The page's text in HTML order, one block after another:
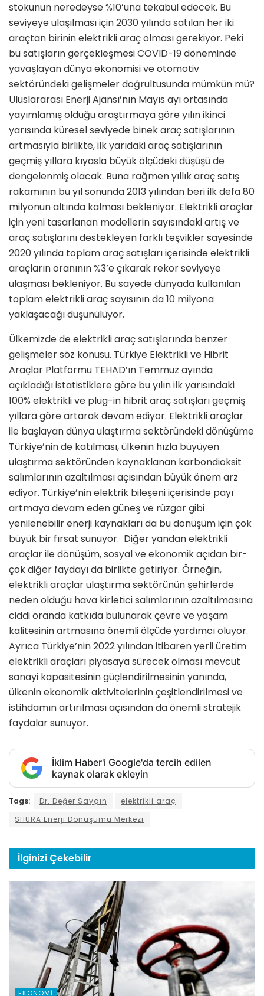
stokunun neredeyse %10’una tekabül edecek. Bu
seviyeye ulaşılması için 2030 yılında satılan her iki
araçtan birinin elektrikli araç olması gerekiyor. Peki
bu satışların gerçekleşmesi COVID-19 döneminde
yavaşlayan dünya ekonomisi ve otomotiv
sektöründeki gelişmeler doğrultusunda mümkün mü?
Uluslararası Enerji Ajansı’nın Mayıs ayı ortasında
yayımlamış olduğu araştırmaya göre yılın ikinci
yarısında küresel seviyede binek araç satışlarının
artmasıyla birlikte, ilk yarıdaki araç satışlarının
geçmiş yıllara kıyasla büyük ölçüdeki düşüşü de
dengelenmiş olacak. Buna rağmen yıllık araç satış
rakamının bu yıl sonunda 2013 yılından beri ilk defa 80
milyonun altında kalması bekleniyor. Elektrikli araçlar
için yeni tasarlanan modellerin sayısındaki artış ve
araç satışlarını destekleyen farklı teşvikler sayesinde
2020 yılında toplam araç satışları içerisinde elektrikli
araçların oranının %3’e çıkarak rekor seviyeye
ulaşması bekleniyor. Bu sayede dünyada kullanılan
toplam elektrikli araç sayısının da 10 milyona
yaklaşacağı düşünülüyor.
Ülkemizde de elektrikli araç satışla­rında benzer
gelişmeler söz konusu. Türkiye Elektrikli ve Hibrit
Araçlar Platformu TEHAD’ın Temmuz ayında
açıkladığı istatistiklere göre bu yılın ilk yarısındaki
100% elektrikli ve plug-in hibrit araç satışları geçmiş
yıllara göre artarak devam ediyor. Elektrikli araçlar
ile başlayan dünya ulaştırma sektörün­deki dönüşüme
Türkiye’nin de katıl­ması, ülkenin hızla büyüyen
ulaştırma sektöründen kaynaklanan karbondi­oksit
salımlarının azaltılması açısından büyük önem arz
ediyor. Türkiye’nin elektrik bileşeni içerisinde payı
artma­ya devam eden güneş ve rüzgar gibi
yenilenebilir enerji kaynakları da bu dönüşüm için çok
büyük bir fırsat su­nuyor. Diğer yandan elektrikli
araçlar ile dö­nüşüm, sosyal ve ekonomik açıdan bir­
çok diğer faydayı da birlikte getiriyor. Örneğin,
elektrikli araçlar ulaştırma sektörünün şehirlerde
neden olduğu hava kirletici salımlarının azaltılma­sına
ciddi oranda katkıda bulunarak çevre ve yaşam
kalitesinin artmasına önemli ölçüde yardımcı oluyor.
Ayrı­ca Türkiye’nin 2022 yılından itibaren yerli üretim
elektrikli araçları piyasaya sürecek olması mevcut
sanayi kapa­sitesinin güçlendirilmesinin yanında,
ülkenin ekonomik aktivitelerinin çeşit­lendirilmesi ve
istihdamın artırılması açısından da önemli stratejik
faydalar sunuyor.
İklim Haber'i Google'da tercih edilen
kaynak olarak ekleyin
Tags: Dr. Değer Saygın
elektrikli araç
SHURA Enerji Dönüşümü Merkezi
İlginizi Çekebilir
EKONOMI